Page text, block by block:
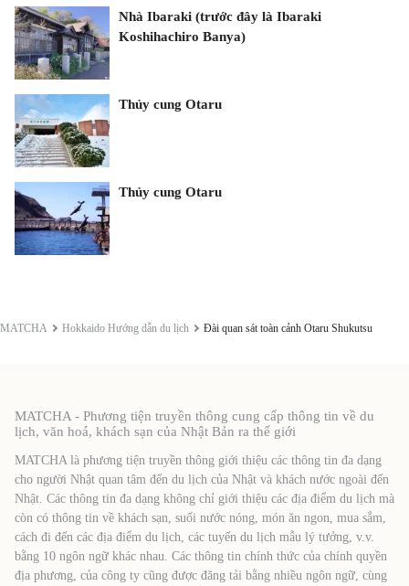
Nhà Ibaraki (trước đây là Ibaraki
Koshihachiro Banya)
Thủy cung Otaru
Thủy cung Otaru
MATCHA Hokkaido Hướng dẫn du lịch Đài quan sát toàn cảnh Otaru Shukutsu
MATCHA - Phương tiện truyền thông cung cấp thông tin về du
lịch, văn hoá, khách sạn của Nhật Bản ra thế giới
MATCHA là phương tiện truyền thông giới thiệu các thông tin đa dạng
cho người Nhật quan tâm đến du lịch của Nhật và khách nước ngoài đến
Nhật. Các thông tin đa dạng không chỉ giới thiệu các địa điểm du lịch mà
còn có thông tin về khách sạn, suối nước nóng, món ăn ngon, mua sắm,
cách đi đến các địa điểm du lịch, các tuyến du lịch mẫu lý tưởng, v.v.
bằng 10 ngôn ngữ khác nhau. Các thông tin chính thức của chính quyền
địa phương, của công ty cũng được đăng tải bằng nhiều ngôn ngữ, cùng